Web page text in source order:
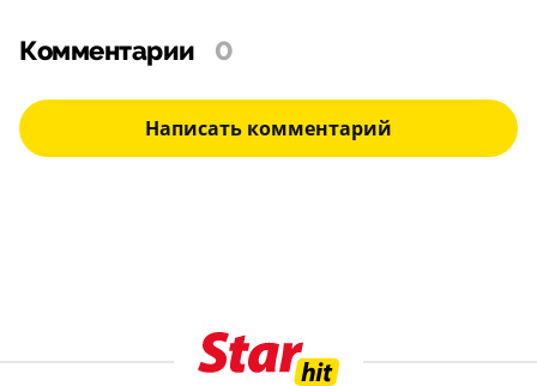
Комментарии 0
Написать комментарий